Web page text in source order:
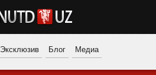
Эксклюзив Блог Медиа